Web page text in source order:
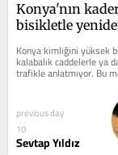
Konya'nın
bisikletle
Konya kimliğini yüksek
kalabalık caddelerle ya
trafikle anlatmıyor. Bu
net sembollerinden biri
previous day
10
Sevtap Yıldız